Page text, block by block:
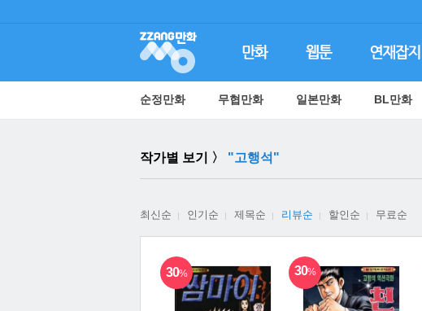
순정만화 무협만화 일본만화 BL만화
작가별 보기 〉 "고행석"
최신순 인기순 제목순 리뷰순 할인순 무료순
30% 30%